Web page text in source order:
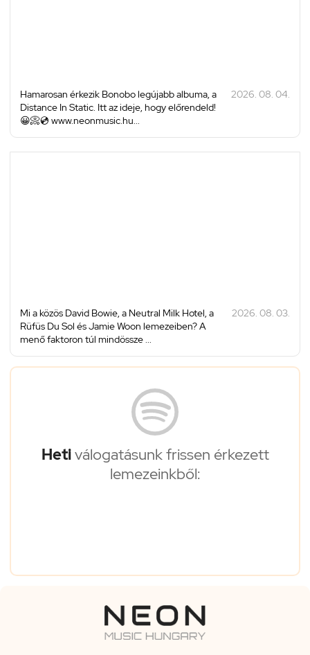
Hamarosan érkezik Bonobo legújabb albuma, a
Distance In Static. Itt az ideje, hogy előrendeld!
😀📀💿 www.neonmusic.hu...
2026. 08. 04.
Mi a közös David Bowie, a Neutral Milk Hotel, a
Rüfüs Du Sol és Jamie Woon lemezeiben? A
menő faktoron túl mindössze ...
2026. 08. 03.
Hetiválogatásunk frissen érkezett
lemezeinkből: